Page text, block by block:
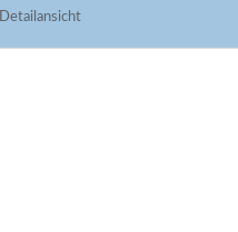
Detailansicht